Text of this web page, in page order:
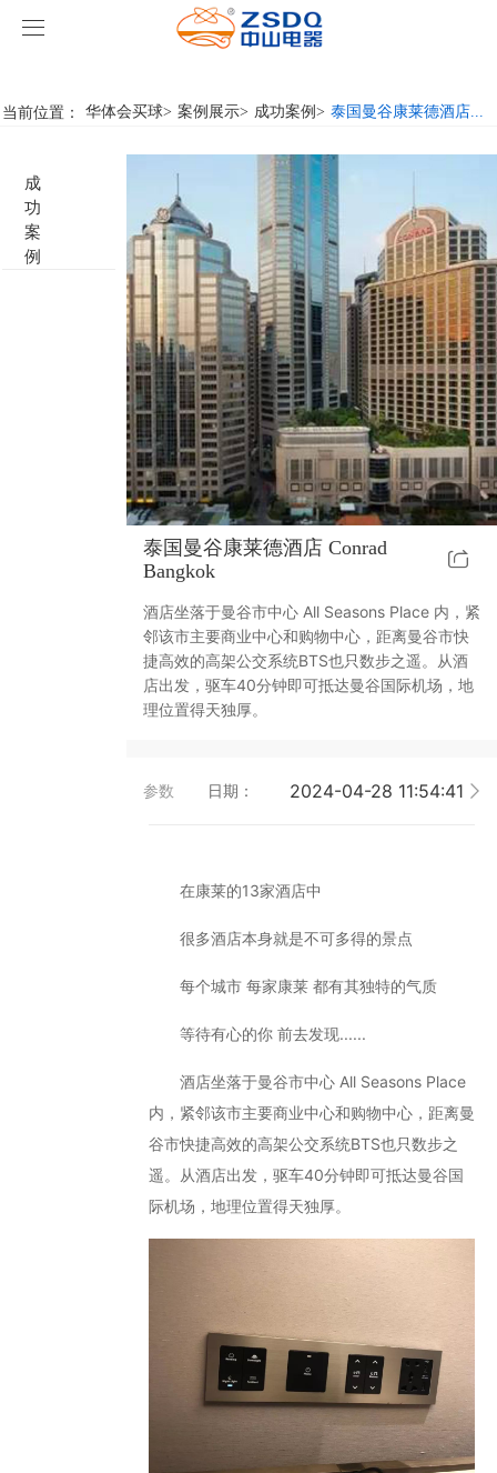
华体会买球
名典系列智能开关
雅典系列智能开关
轻典系列智能开关
怡典系列智能开关
智典系列智能开关
靓典系列智能开关
君典系列智能开关
凯越系列智能开关
精雕系列智能开关
70款的智能开关
客房门显系列
标准86门显
标准带房号门显
非标定制门显
客控系统
客控系统方案1
客控系统方案2
客控系统方案3
客控系统方案4
智能家居系列
电动窗帘
无线开关插座
特色产品
壁龛式插卡取电
华体会买球
行业新闻
成功案例
华体会买球-华体会买球(中国)
当前位置： 华体会买球> 案例展示> 成功案例> 泰国曼谷康莱德酒店...
成
功
案
例
泰国曼谷康莱德酒店 Conrad
Bangkok
酒店坐落于曼谷市中心 All Seasons Place 内，紧
邻该市主要商业中心和购物中心，距离曼谷市快
捷高效的高架公交系统BTS也只数步之遥。从酒
店出发，驱车40分钟即可抵达曼谷国际机场，地
理位置得天独厚。
参数 日期： 2024-04-28 11:54:41
在康莱的13家酒店中
很多酒店本身就是不可多得的景点
每个城市 每家康莱 都有其独特的气质
等待有心的你 前去发现......
酒店坐落于曼谷市中心 All Seasons Place
内，紧邻该市主要商业中心和购物中心，距离曼
谷市快捷高效的高架公交系统BTS也只数步之
遥。从酒店出发，驱车40分钟即可抵达曼谷国
际机场，地理位置得天独厚。